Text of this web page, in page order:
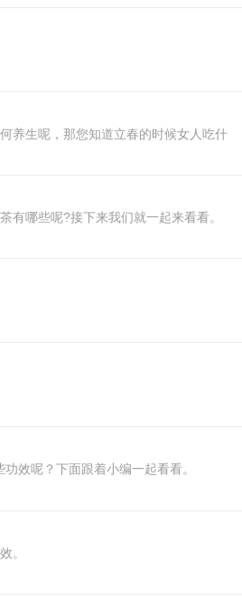
养生呢，那您知道立春的时候女人吃什
哪些呢?接下来我们就一起来看看。
效呢？下面跟着小编一起看看。
。